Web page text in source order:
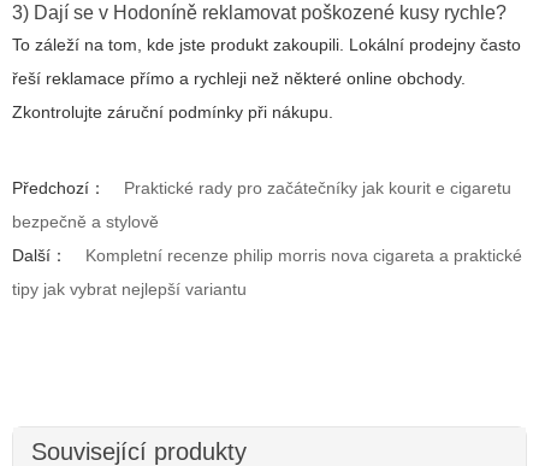
3) Dají se v Hodoníně reklamovat poškozené kusy rychle?
To záleží na tom, kde jste produkt zakoupili. Lokální prodejny často
řeší reklamace přímo a rychleji než některé online obchody.
Zkontrolujte záruční podmínky při nákupu.
Předchozí：
Praktické rady pro začátečníky jak kourit e cigaretu
bezpečně a stylově
Další：
Kompletní recenze philip morris nova cigareta a praktické
tipy jak vybrat nejlepší variantu
Související produkty